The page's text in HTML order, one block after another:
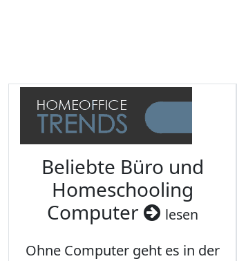
Beliebte Büro und
Homeschooling
Computer
lesen
Ohne Computer geht es in der